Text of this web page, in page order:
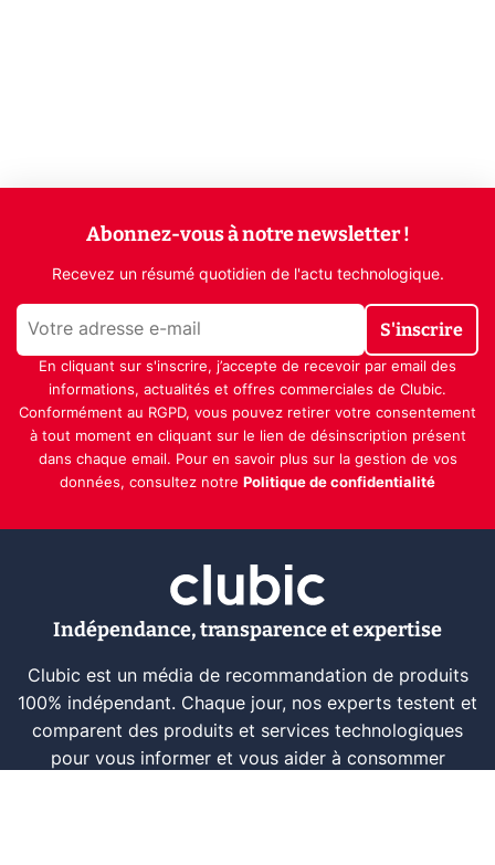
Abonnez-vous à notre newsletter !
Recevez un résumé quotidien de l'actu technologique.
S'inscrire
En cliquant sur s'inscrire, j’accepte de recevoir par email des
informations, actualités et offres commerciales de Clubic.
Conformément au RGPD, vous pouvez retirer votre consentement
à tout moment en cliquant sur le lien de désinscription présent
dans chaque email. Pour en savoir plus sur la gestion de vos
données, consultez notre Politique de confidentialité
Indépendance, transparence et expertise
Clubic est un média de recommandation de produits
100% indépendant. Chaque jour, nos experts testent et
comparent des produits et services technologiques
pour vous informer et vous aider à consommer